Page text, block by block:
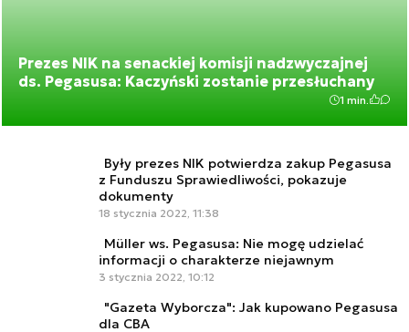
Prezes NIK na senackiej komisji nadzwyczajnej
ds. Pegasusa: Kaczyński zostanie przesłuchany
1 min.
Były prezes NIK potwierdza zakup Pegasusa
z Funduszu Sprawiedliwości, pokazuje
dokumenty
18 stycznia 2022, 11:38
Müller ws. Pegasusa: Nie mogę udzielać
informacji o charakterze niejawnym
3 stycznia 2022, 10:12
"Gazeta Wyborcza": Jak kupowano Pegasusa
dla CBA